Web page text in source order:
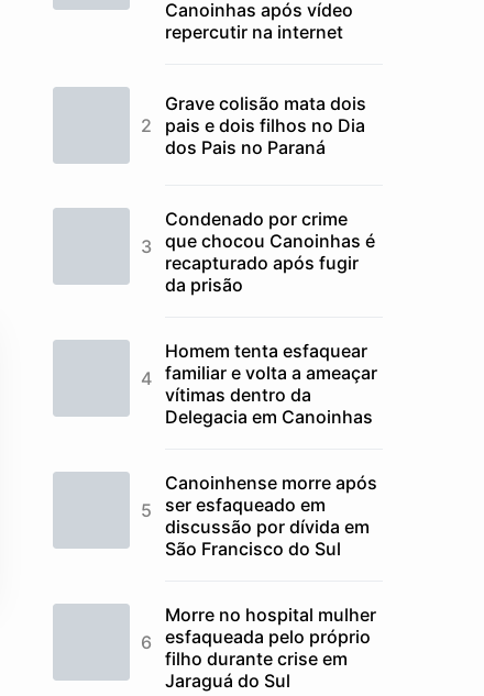
Canoinhas após vídeo
repercutir na internet
Grave colisão mata dois
pais e dois filhos no Dia
dos Pais no Paraná
Condenado por crime
que chocou Canoinhas é
recapturado após fugir
da prisão
Homem tenta esfaquear
familiar e volta a ameaçar
vítimas dentro da
Delegacia em Canoinhas
Canoinhense morre após
ser esfaqueado em
discussão por dívida em
São Francisco do Sul
Morre no hospital mulher
esfaqueada pelo próprio
filho durante crise em
Jaraguá do Sul